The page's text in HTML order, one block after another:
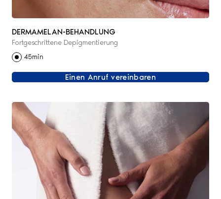
DERMAMELAN-BEHANDLUNG
Fortgeschrittene Depigmentierung
45min
Einen Anruf vereinbaren